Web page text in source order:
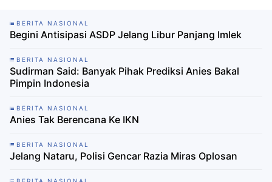
BERITA NASIONAL
Begini Antisipasi ASDP Jelang Libur Panjang Imlek
BERITA NASIONAL
Sudirman Said: Banyak Pihak Prediksi Anies Bakal
Pimpin Indonesia
BERITA NASIONAL
Anies Tak Berencana Ke IKN
BERITA NASIONAL
Jelang Nataru, Polisi Gencar Razia Miras Oplosan